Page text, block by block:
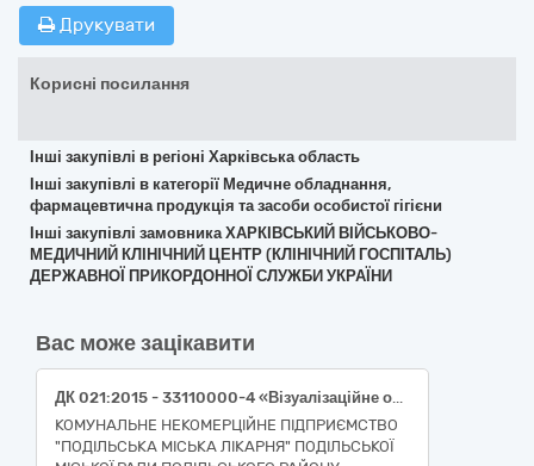
Друкувати
Корисні посилання
Інші закупівлі в регіоні Харківська область
Інші закупівлі в категорії Медичне обладнання,
фармацевтична продукція та засоби особистої гігієни
Інші закупівлі замовника ХАРКІВСЬКИЙ ВІЙСЬКОВО-
МЕДИЧНИЙ КЛІНІЧНИЙ ЦЕНТР (КЛІНІЧНИЙ ГОСПІТАЛЬ)
ДЕРЖАВНОЇ ПРИКОРДОННОЇ СЛУЖБИ УКРАЇНИ
Вас може зацікавити
ДК 021:2015 - 33110000-4 «Візуалізаційне обладнання для потреб медицини, стоматології та ветеринарної медицини» (33111721-1 - Цифрові ангіографічні апарати) (Код НК 024:2023: 37623 Система рентгенівська ангіографічна стаціонарна цифрова, НК 031:2024 Z11030102 Стаціонарні системи ангіографії для ангіографічних і кардіологічних досліджень)
КОМУНАЛЬНЕ НЕКОМЕРЦІЙНЕ ПІДПРИЄМСТВО
"ПОДІЛЬСЬКА МІСЬКА ЛІКАРНЯ" ПОДІЛЬСЬКОЇ